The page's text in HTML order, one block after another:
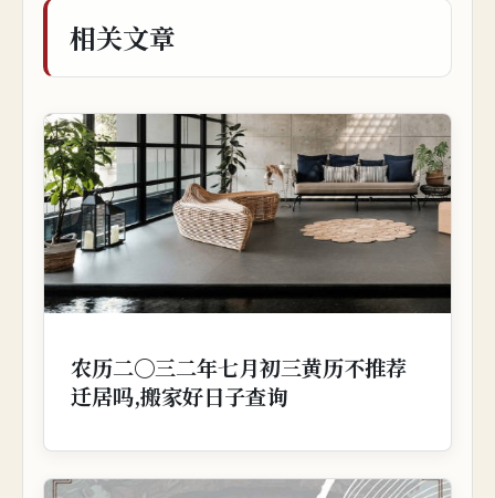
相关文章
农历二〇三二年七月初三黄历不推荐
迁居吗,搬家好日子查询